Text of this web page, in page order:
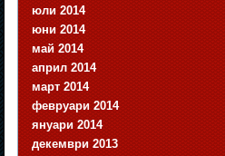
юли 2014
юни 2014
май 2014
април 2014
март 2014
февруари 2014
януари 2014
декември 2013